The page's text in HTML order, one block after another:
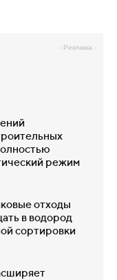
- Реклама -
режим
отходы
в водород
сортировки